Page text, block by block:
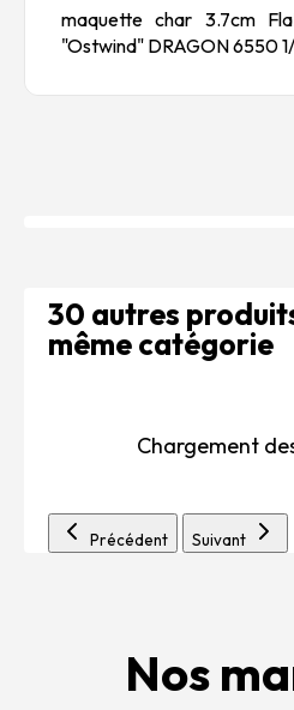
maquette char 3.7cm
"Ostwind" DRAGON 6550
30 autres
même catégorie
Chargement
Précédent Suivant
Nos